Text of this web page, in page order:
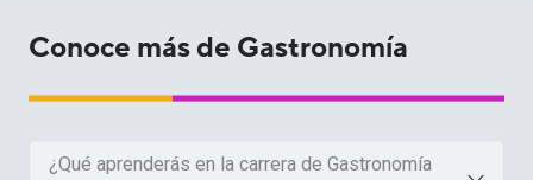
Conoce más de Gastronomía
¿Qué aprenderás en la carrera de Gastronomía